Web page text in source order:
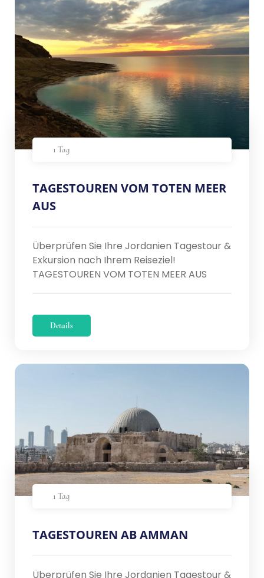
1 Tag
TAGESTOUREN VOM TOTEN MEER
AUS
Überprüfen Sie Ihre Jordanien Tagestour &
Exkursion nach Ihrem Reiseziel!
TAGESTOUREN VOM TOTEN MEER AUS
Details
1 Tag
TAGESTOUREN AB AMMAN
Überprüfen Sie Ihre Jordanien Tagestour &